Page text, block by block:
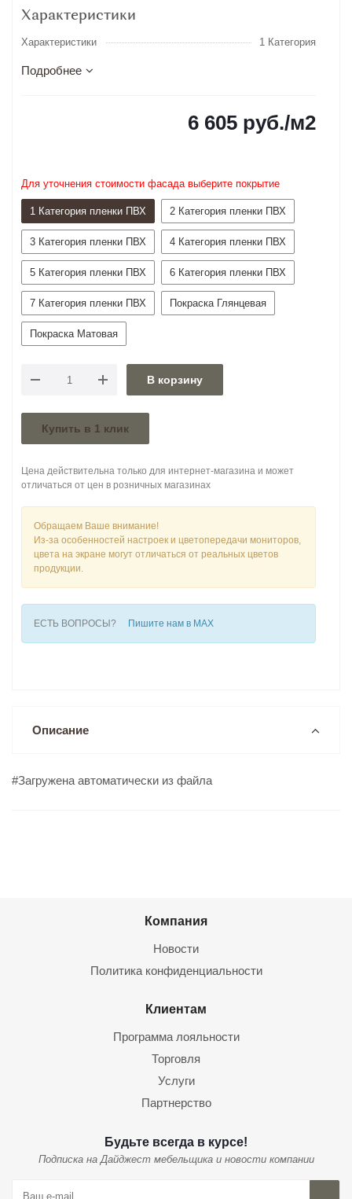
Характеристики
Характеристики 1 Категория
Подробнее
6 605 руб./м2
Для уточнения стоимости фасада выберите покрытие
1 Категория пленки ПВХ 2 Категория пленки ПВХ
3 Категория пленки ПВХ 4 Категория пленки ПВХ
5 Категория пленки ПВХ 6 Категория пленки ПВХ
7 Категория пленки ПВХ Покраска Глянцевая
Покраска Матовая
В корзину
Купить в 1 клик
Цена действительна только для интернет-магазина и может
отличаться от цен в розничных магазинах
Обращаем Ваше внимание!
Из-за особенностей настроек и цветопередачи мониторов,
цвета на экране могут отличаться от реальных цветов
продукции.
ЕСТЬ ВОПРОСЫ? Пишите нам в MAX
Описание
#Загружена автоматически из файла
Компания
Новости
Политика конфиденциальности
Клиентам
Программа лояльности
Торговля
Услуги
Партнерство
Будьте всегда в курсе!
Подписка на Дайджест мебельщика и новости компании